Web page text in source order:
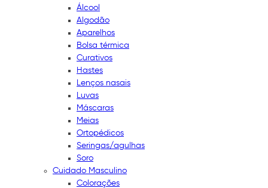
Álcool
Algodão
Aparelhos
Bolsa térmica
Curativos
Hastes
Lenços nasais
Luvas
Máscaras
Meias
Ortopédicos
Seringas/agulhas
Soro
Cuidado Masculino
Colorações